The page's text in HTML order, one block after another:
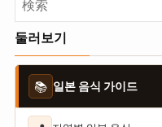
둘러보기
📚 일본 음식 가이드